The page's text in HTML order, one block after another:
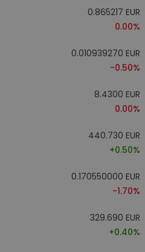
0.865217 EUR
0.00%
0.010939270 EUR
-0.50%
8.4300 EUR
0.00%
440.730 EUR
+0.50%
0.170550000 EUR
-1.70%
329.690 EUR
+0.40%